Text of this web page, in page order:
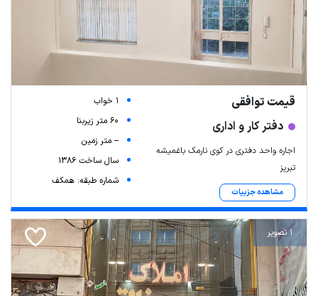
قیمت توافقی
دفتر کار و اداری
اجاره واحد دفتری در کوی نارمک باغمیشه
تبریز
مشاهده جزییات
1 خواب
60 متر زیربنا
-- متر زمین
سال ساخت 1386
شماره طبقه: همکف
1 تصویر